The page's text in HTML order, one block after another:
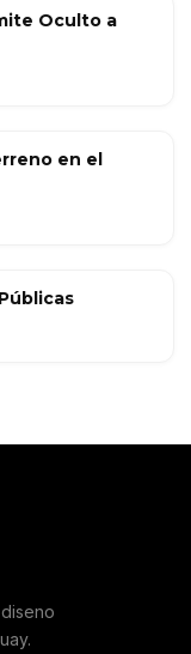
Oculto a
en el